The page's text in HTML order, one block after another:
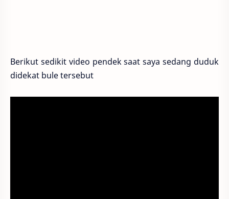
Berikut sedikit video pendek saat saya sedang duduk
didekat bule tersebut